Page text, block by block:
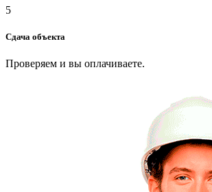
5
Сдача объекта
Проверяем и вы оплачиваете.